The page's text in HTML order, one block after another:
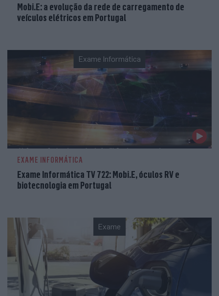
Mobi.E: a evolução da rede de carregamento de
veículos elétricos em Portugal
Exame Informática
EXAME INFORMÁTICA
Exame Informática TV 722: Mobi.E, óculos RV e
biotecnologia em Portugal
Exame